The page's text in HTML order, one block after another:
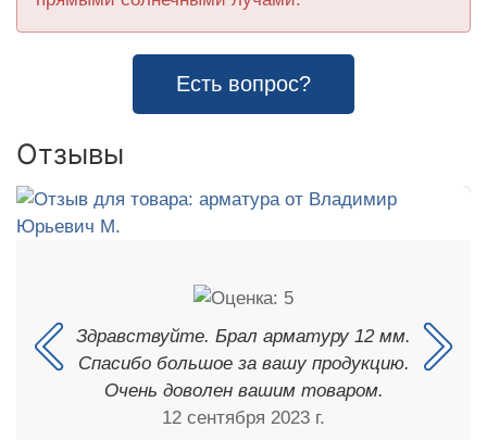
Есть вопрос?
Отзывы
Здравствуйте. Брал арматуру 12 мм.
Спасибо большое за вашу продукцию.
Очень доволен вашим товаром.
12 сентября 2023 г.